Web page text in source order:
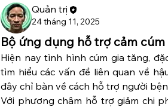
Quản trị
24 tháng 11, 2025
Bộ ứng dụng hỗ trợ cảm
Hiện nay tình hình cúm gia tăng,
tìm hiểu các vấn đề liên quan về
đây chỉ bàn về cách hỗ trợ người
Với phương châm hỗ trợ giảm chi